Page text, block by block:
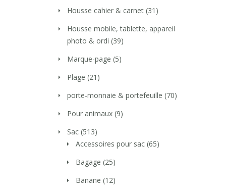
Housse cahier & carnet (31)
Housse mobile, tablette, appareil
photo & ordi (39)
Marque-page (5)
Plage (21)
porte-monnaie & portefeuille (70)
Pour animaux (9)
Sac (513)
Accessoires pour sac (65)
Bagage (25)
Banane (12)